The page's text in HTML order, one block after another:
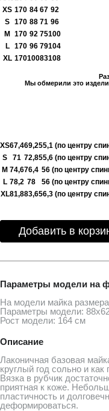
XS 170 84 67 92
S 170 88 71 96
M
170 92 75100
L
170 96 79104
XL 17010083108
Мы обмерили это
XS67,469,255,1 (по центру
S
71 72,855,6 (по центру
M 74,676,4 56 (по центру
L 78,2 78
56 (по центру
XL81,883,656,3 (по центру
Добавить в
Параметры модели на
На модели майка
Параметры модели:
Рост модели: 164 см
Описание
Лаконичная базовая
круглый год сольно и
Вязка в рубчик
приятная к коже.
пластичность и
деформироваться.